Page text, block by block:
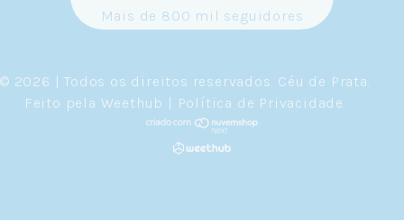
Mais de 800 mil seguidores
© 2026 | Todos os direitos reservados. Céu de Prata
Feito pela Weethub | Política de Privacidade